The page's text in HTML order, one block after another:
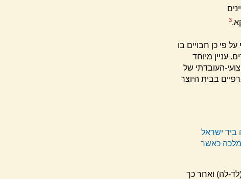
3
פי כן חבויים בו
עניין מיוחד
העובדתי של
בבית היוצר
ביד ישראל
כאשר
לה) ואחר כך